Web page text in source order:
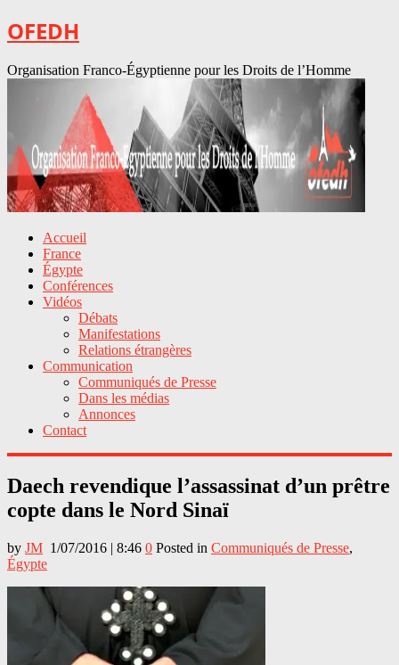
OFEDH
Organisation Franco-Égyptienne pour les Droits de l’Homme
Accueil
France
Égypte
Conférences
Vidéos
Débats
Manifestations
Relations étrangères
Communication
Communiqués de Presse
Dans les médias
Annonces
Contact
Daech revendique l’assassinat d’un prêtre
copte dans le Nord Sinaï
by JM 1/07/2016 | 8:46 0 Posted in Communiqués de Presse,
Égypte